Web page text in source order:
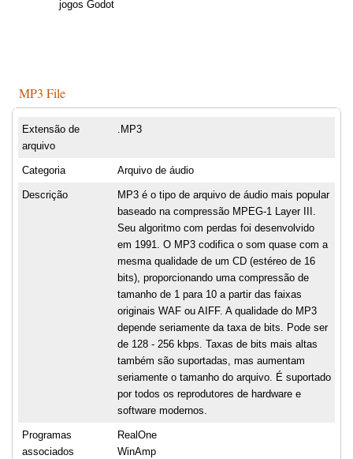
jogos Godot
MP3 File
Extensão de
arquivo
.MP3
Categoria Arquivo de áudio
Descrição
MP3 é o tipo de arquivo de áudio mais popular
baseado na compressão MPEG-1 Layer III.
Seu algoritmo com perdas foi desenvolvido
em 1991. O MP3 codifica o som quase com a
mesma qualidade de um CD (estéreo de 16
bits), proporcionando uma compressão de
tamanho de 1 para 10 a partir das faixas
originais WAF ou AIFF. A qualidade do MP3
depende seriamente da taxa de bits. Pode ser
de 128 - 256 kbps. Taxas de bits mais altas
também são suportadas, mas aumentam
seriamente o tamanho do arquivo. É suportado
por todos os reprodutores de hardware e
software modernos.
Programas
associados
RealOne
WinAmp